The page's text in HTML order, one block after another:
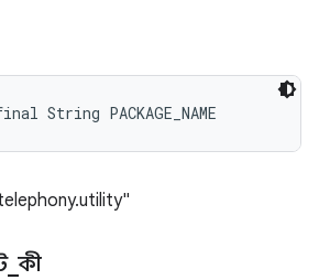
String PACKAGE_NAME
_কী